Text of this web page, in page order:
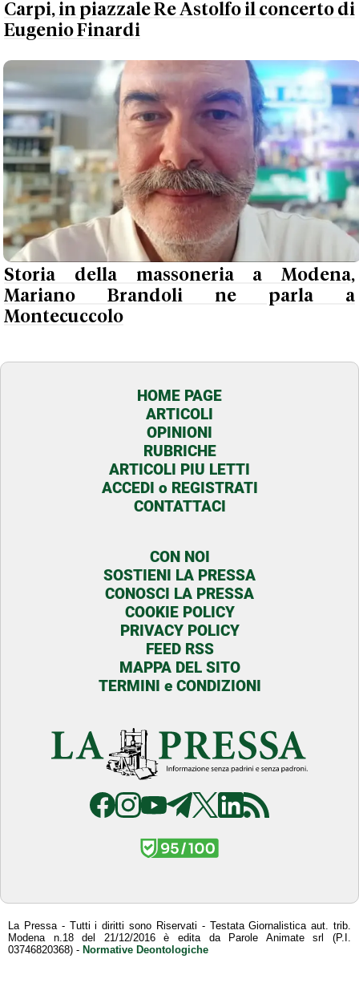
Carpi, in piazzale Re Astolfo il concerto di
Eugenio Finardi
Storia della massoneria a Modena,
Mariano Brandoli ne parla a
Montecuccolo
HOME PAGE
ARTICOLI
OPINIONI
RUBRICHE
ARTICOLI PIU LETTI
ACCEDI o REGISTRATI
CONTATTACI
CON NOI
SOSTIENI LA PRESSA
CONOSCI LA PRESSA
COOKIE POLICY
PRIVACY POLICY
FEED RSS
MAPPA DEL SITO
TERMINI e CONDIZIONI
La Pressa - Tutti i diritti sono Riservati - Testata Giornalistica aut. trib.
Modena n.18 del 21/12/2016 è edita da Parole Animate srl (P.I.
03746820368) - Normative Deontologiche